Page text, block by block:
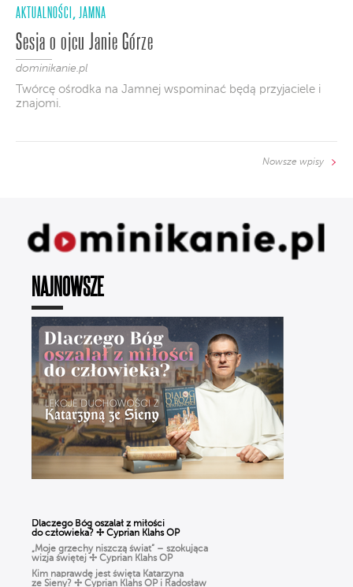
AKTUALNOŚCI, JAMNA
Sesja o ojcu Janie Górze
dominikanie.pl
Twórcę ośrodka na Jamnej wspominać będą przyjaciele i
znajomi.
Nowsze wpisy
NAJNOWSZE
do człowieka? ✢ Cyprian Klahs OP
„Moje grzechy niszczą świat” – szokująca
wizja świętej ✢ Cyprian Klahs OP
Kim naprawdę jest święta Katarzyna
ze Sieny? ✢ Cyprian Klahs OP i Radosław
Więcławek OP